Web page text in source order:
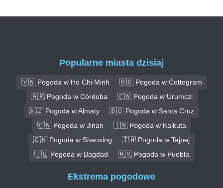
Popularne miasta dzisiaj
🇻🇳 Pogoda w Ho Chi Minh
🇧🇩 Pogoda w Ćottogram
🇦🇷 Pogoda w Córdoba
🇨🇳 Pogoda w Urumczi
🇰🇿 Pogoda w Ałmaty
🇧🇴 Pogoda w Santa Cruz
🇨🇳 Pogoda w Jinan
🇮🇳 Pogoda w Kalkuta
🇨🇳 Pogoda w Shaoxing
🇹🇼 Pogoda w Tajpej
🇮🇶 Pogoda w Bagdad
🇲🇽 Pogoda w Puebla
Ekstrema pogodowe